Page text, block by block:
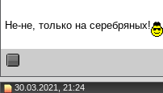
Не-не, только на серебряных!
30.03.2021, 21:24